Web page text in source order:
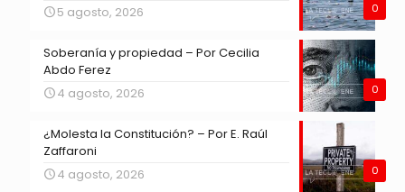
0
5 agosto, 2026
0
Soberanía y propiedad – Por Cecilia
Abdo Ferez
4 agosto, 2026
0
¿Molesta la Constitución? – Por E. Raúl
Zaffaroni
4 agosto, 2026